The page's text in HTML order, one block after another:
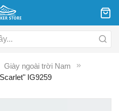
Giày ngoài trời Nam
IG9259